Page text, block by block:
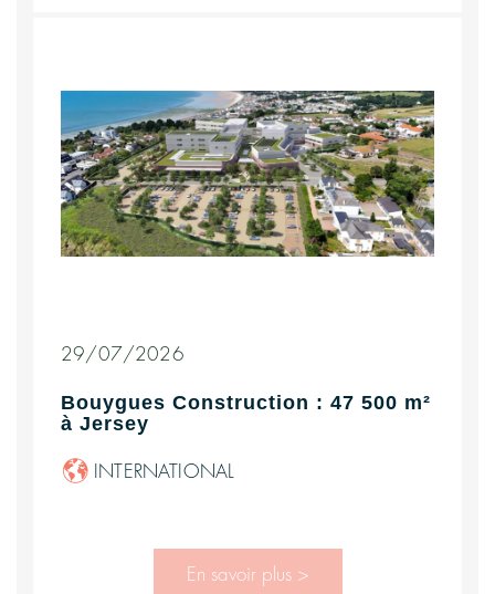
29/07/2026
Bouygues Construction : 47 500 m²
à Jersey
INTERNATIONAL
En savoir plus >